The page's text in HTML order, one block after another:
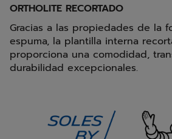
ORTHOLITE RECORTADO
Gracias a las propiedades de la
espuma, la plantilla interna
proporciona una comodidad,
durabilidad excepcionales.